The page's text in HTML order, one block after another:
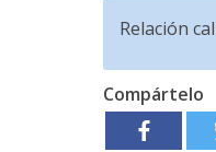
Relación
Compártelo